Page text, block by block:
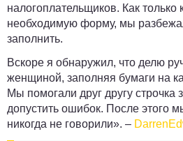
налогоплательщиков. Как только
необходимую форму, мы
заполнить.
Вскоре я обнаружил, что делю
женщиной, заполняя бумаги на
Мы помогали друг другу строчка
допустить ошибок. После этого
никогда не говорили». –